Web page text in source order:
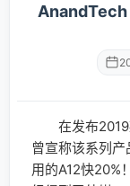
AnandTech
在发布2019
曾宣称该系列
用的A12快20%